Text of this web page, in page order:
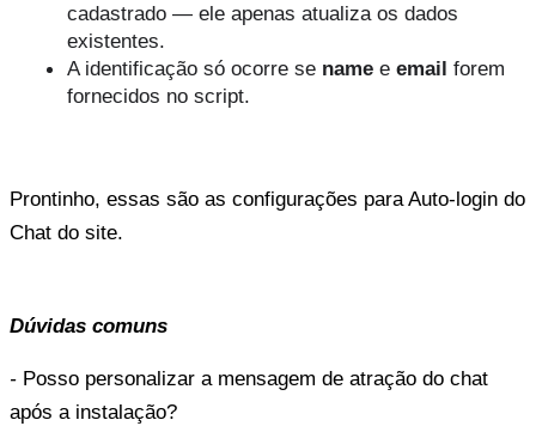
cadastrado — ele apenas atualiza os dados
existentes.
A identificação só ocorre se name e email forem
fornecidos no script.
Prontinho, essas são as configurações para Auto-login do
Chat do site.
Dúvidas comuns
- Posso personalizar a mensagem de atração do chat
após a instalação?